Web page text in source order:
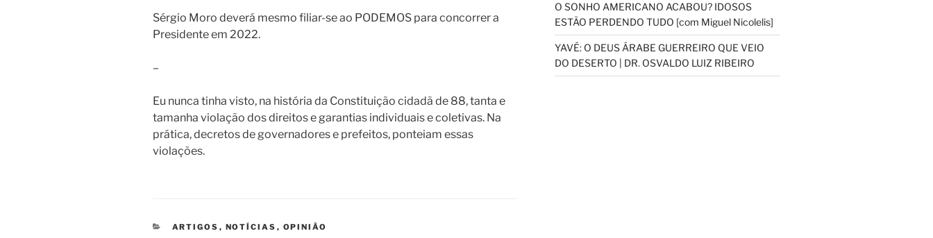
Sérgio Moro deverá mesmo filiar-se ao PODEMOS para concorrer a
Presidente em 2022.
–
Eu nunca tinha visto, na história da Constituição cidadã de 88, tanta e
tamanha violação dos direitos e garantias individuais e coletivas. Na
prática, decretos de governadores e prefeitos, ponteiam essas
violações.
CATEGORIAS
ARTIGOS , NOTÍCIAS , OPINIÃO
O SONHO AMERICANO ACABOU? IDOSOS
ESTÃO PERDENDO TUDO [com Miguel Nicolelis]
YAVÉ: O DEUS ÁRABE GUERREIRO QUE VEIO
DO DESERTO | DR. OSVALDO LUIZ RIBEIRO